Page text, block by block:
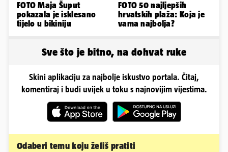
FOTO Maja Šuput
pokazala je isklesano
tijelo u bikiniju
FOTO 50 najljepših
hrvatskih plaža: Koja je
vama najbolja?
Sve što je bitno, na dohvat ruke
Skini aplikaciju za najbolje iskustvo portala. Čitaj,
komentiraj i budi uvijek u toku s najnovijim vijestima.
Odaberi temu koju želiš pratiti